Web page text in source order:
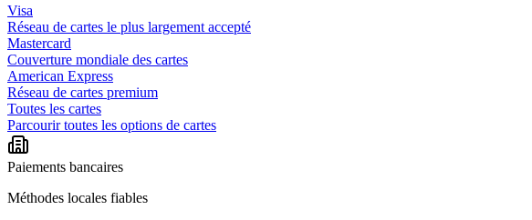
Visa
Réseau de cartes le plus largement accepté
Mastercard
Couverture mondiale des cartes
American Express
Réseau de cartes premium
Toutes les cartes
Parcourir toutes les options de cartes
Paiements bancaires
Méthodes locales fiables